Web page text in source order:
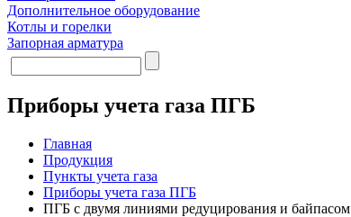
Дополнительное оборудование
Котлы и горелки
Запорная арматура
Приборы учета газа ПГБ
Главная
Продукция
Пункты учета газа
Приборы учета газа ПГБ
ПГБ с двумя линиями редуцирования и байпасом